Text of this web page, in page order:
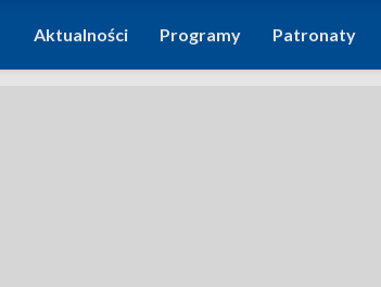
Aktualności Programy Patronaty